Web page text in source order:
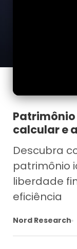
calcular e
Descubra
patrimônio
liberdade
eficiência
Nord Research